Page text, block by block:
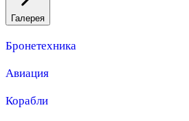
Галерея
Бронетехника
Авиация
Корабли